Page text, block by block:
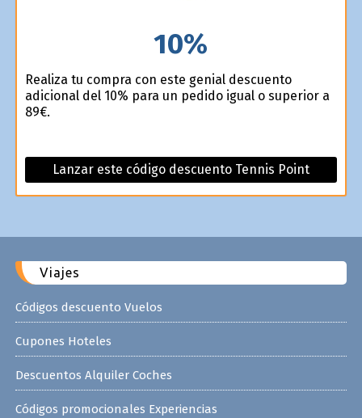
10%
Realiza tu compra con este genial descuento
adicional del 10% para un pedido igual o superior a
89€.
Lanzar este código descuento Tennis Point
Viajes
Códigos descuento Vuelos
Cupones Hoteles
Descuentos Alquiler Coches
Códigos promocionales Experiencias